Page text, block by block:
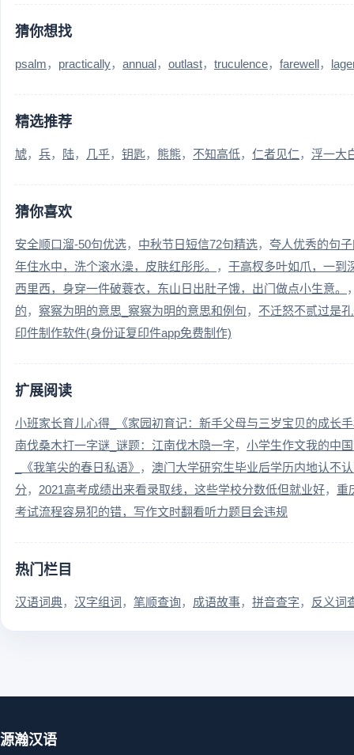
猜你想找
psalm practically annual outlast truculence farewell
精选推荐
虓 兵 陆 几乎 钥匙 熊熊 不知高低 仁者见仁 浮一大
猜你喜欢
安全顺口溜-50句优选 中秋节日短信72句精选
夸人优秀的句
年住水中，洗个滚水澡，皮肤红彤彤。
干高杈多叶如爪，一到
西里西，身穿一件破蓑衣，东山日出肚子饿，出门做点小生意。
的
察察为明的意思_察察为明的意思和例句
不迁怒不贰过是
印件制作软件(身份证复印件app免费制作)
扩展阅读
小班家长育儿心得_《家园初育记：新手父母与三岁宝贝的成长
南伐桑木打一字谜_谜题：江南伐木隐一字
小学生作文我的中
_《我笔尖的春日私语》
澳门大学研究生毕业后学历内地认不
分
2021高考成绩出来看录取线，这些学校分数低但就业好
重
考试流程容易犯的错，写作文时翻看听力题目会违规
热门栏目
汉语词典 汉字组词 笔顺查询 成语故事 拼音查字 反义词
源瀚汉语